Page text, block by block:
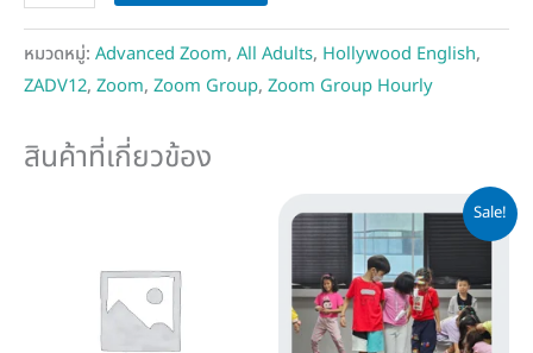
หมวดหมู่: Advanced Zoom, All Adults, Hollywood English,
ZADV12, Zoom, Zoom Group, Zoom Group Hourly
สินค้าที่เกี่ยวข้อง
Sale!
range:
฿3,900
through
฿12,900
This
product
has
multiple
variants.